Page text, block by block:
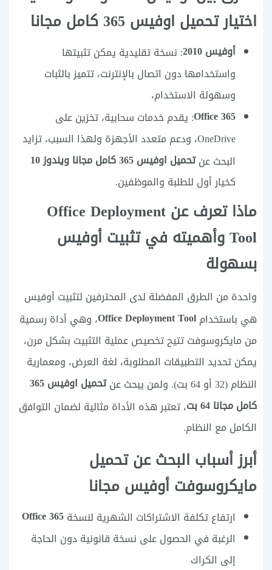
اختيار تحميل اوفيس 365 كامل مجانا
أوفيس 2010
: نسخة تقليدية يمكن تثبيتها
واستخدامها دون اتصال بالإنترنت، تتميز بالثبات
وسهولة الاستخدام،
Office 365: يقدم خدمات سحابية، تخزين على
OneDrive، ودعم متعدد الأجهزة ولهذا السبب، تزايد
البحث عنتحميل اوفيس 365 كامل مجانا ويندوز 10
كخيار أول للطلبة والموظفين.
ماذا تعرف عن Office Deployment
Tool وأهميته في تثبيت أوفيس
بسهولة
واحدة من الطرق المفضلة لدى المحترفين لتثبيت أوفيس
هي باستخدامOffice Deployment Tool، وهي أداة رسمية
من مايكروسوفت تتيح تخصيص عملية التثبيت بشكل مرن،
يمكن تحديد التطبيقات المطلوبة، لغة العرض، ومعمارية
النظام (32 أو 64 بت). ولمن يبحث عن
تحميل اوفيس 365
كامل مجانا 64 بت
، تعتبر هذه الأداة مثالية لضمان التوافق
الكامل مع النظام.
أبرز أسباب البحث عن تحميل
مايكروسوفت أوفيس مجانا
ارتفاع تكلفة الاشتراكات الشهرية لنسخةOffice 365
الرغبة في الحصول على نسخة قانونية دون الحاجة
إلى الكراك